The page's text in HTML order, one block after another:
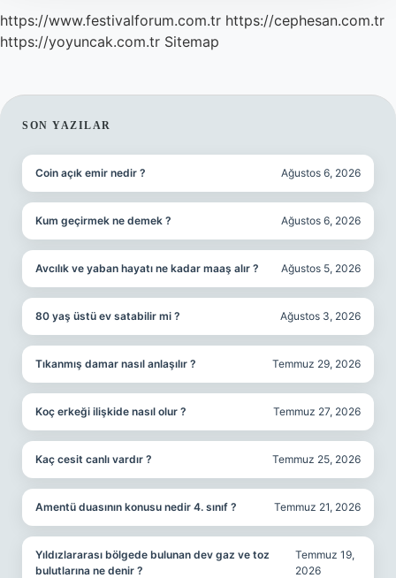
https://www.festivalforum.com.tr https://cephesan.com.tr
https://yoyuncak.com.tr Sitemap
SIDEBAR
SON YAZILAR
Coin açık emir nedir ? Ağustos 6, 2026
Kum geçirmek ne demek ? Ağustos 6, 2026
Avcılık ve yaban hayatı ne kadar maaş alır ? Ağustos 5, 2026
80 yaş üstü ev satabilir mi ? Ağustos 3, 2026
Tıkanmış damar nasıl anlaşılır ? Temmuz 29, 2026
Koç erkeği ilişkide nasıl olur ? Temmuz 27, 2026
Kaç cesit canlı vardır ? Temmuz 25, 2026
Amentü duasının konusu nedir 4. sınıf ? Temmuz 21, 2026
Yıldızlararası bölgede bulunan dev gaz ve toz
bulutlarına ne denir ?
Temmuz 19,
2026